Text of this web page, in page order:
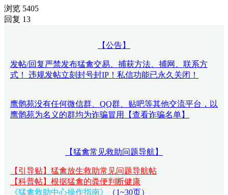
浏览 5405
回复 13
【公告】
发帖/回复严禁发布猛禽交易、捕获方法、捕网、联系方
式！ 违规发帖立刻封号封IP！私信功能已永久关闭！
鹰鹘苑没有任何微信群、QQ群、贴吧等其他交流平台，以
鹰鹘苑为名义的群均为诈骗冒用【查看诈骗名单】
【猛禽常见救助问题导航】
【引导贴】猛禽放生救助常见问题导航帖
【科普帖】根据猛禽的粪便判断健康
《猛禽救助中心操作指南》
（1~30页）